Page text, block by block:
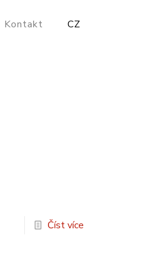
Kontakt CZ
Číst více